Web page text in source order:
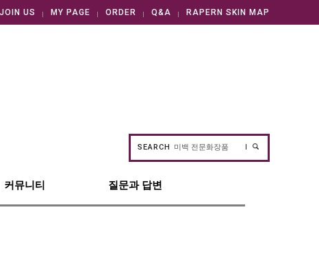
JOIN US MY PAGE ORDER Q&A RAPERN SKIN MAP
SEARCH
커뮤니티 질문과 답변